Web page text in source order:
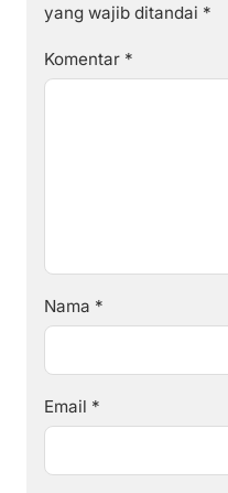
yang wajib ditandai *
Komentar *
Nama *
Email *